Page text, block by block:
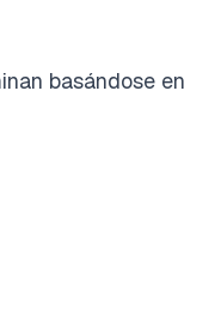
basándose en